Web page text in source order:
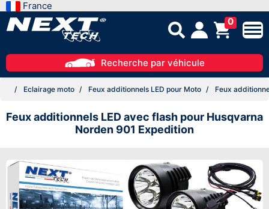
France
0
Recherche par véhicule
Eclairage moto Feux additionnels LED pour Moto Feux
Feux additionnels LED avec flash pour Husqvarna
Norden 901 Expedition